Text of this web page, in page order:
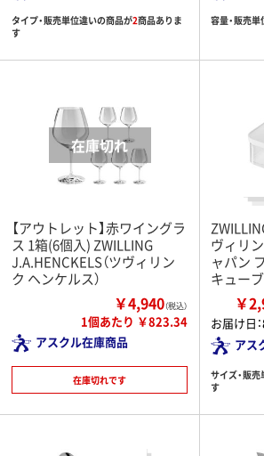
タイプ・販売単位違いの商品が2商品ありま
す
容量・販売
【アウトレット】赤ワイングラ
ス 1箱(6個入) ZWILLING
J.A.HENCKELS（ツヴィリン
ク ヘンケルス）
￥4,940（税込）
1個あたり ￥823.34
アスクル在庫商品
在庫切れです
ヴィリ
ャパン
キューブ
￥
お届け日：
アス
サイズ・販
す